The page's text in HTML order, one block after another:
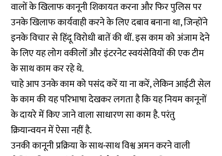
वालों के खिलाफ कानूनी शिकायत करना और फिर पुलिस पर
उनके खिलाफ कार्यवाही करने के लिए दबाव बनाना था, जिन्होंने
इनके विचार से हिंदू विरोधी बातें की थीं. इस काम को अंजाम देने
के लिए यह लोग वकीलों और इंटरनेट स्वयंसेवियों की एक टीम
के साथ काम कर रहे थे.
चाहे आप उनके काम को पसंद करें या ना करें, लेकिन आईटी सेल
के काम की यह परिभाषा देखकर लगता है कि यह नियम कानूनों
के दायरे में किए जाने वाला साधारण सा काम है. परंतु
क्रियान्वयन में ऐसा नहीं है.
उनकी कानूनी प्रक्रिया के साथ-साथ विश्व अमन करने वाली